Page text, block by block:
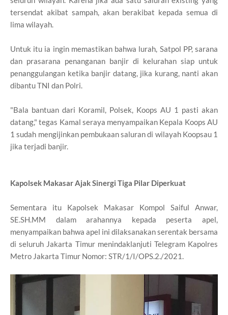
tersendat akibat sampah, akan berakibat kepada semua di
lima wilayah.
Untuk itu ia ingin memastikan bahwa lurah, Satpol PP, sarana
dan prasarana penanganan banjir di kelurahan siap untuk
penanggulangan ketika banjir datang, jika kurang, nanti akan
dibantu TNI dan Polri.
"Bala bantuan dari Koramil, Polsek, Koops AU 1 pasti akan
datang," tegas Kamal seraya menyampaikan Kepala Koops AU
1 sudah mengijinkan pembukaan saluran di wilayah Koopsau 1
jika terjadi banjir.
Kapolsek Makasar Ajak Sinergi Tiga Pilar Diperkuat
Sementara itu Kapolsek Makasar Kompol Saiful Anwar,
SE.SH.MM dalam arahannya kepada peserta apel,
menyampaikan bahwa apel ini dilaksanakan serentak bersama
di seluruh Jakarta Timur menindaklanjuti Telegram Kapolres
Metro Jakarta Timur Nomor: STR/1/I/OPS.2./2021.